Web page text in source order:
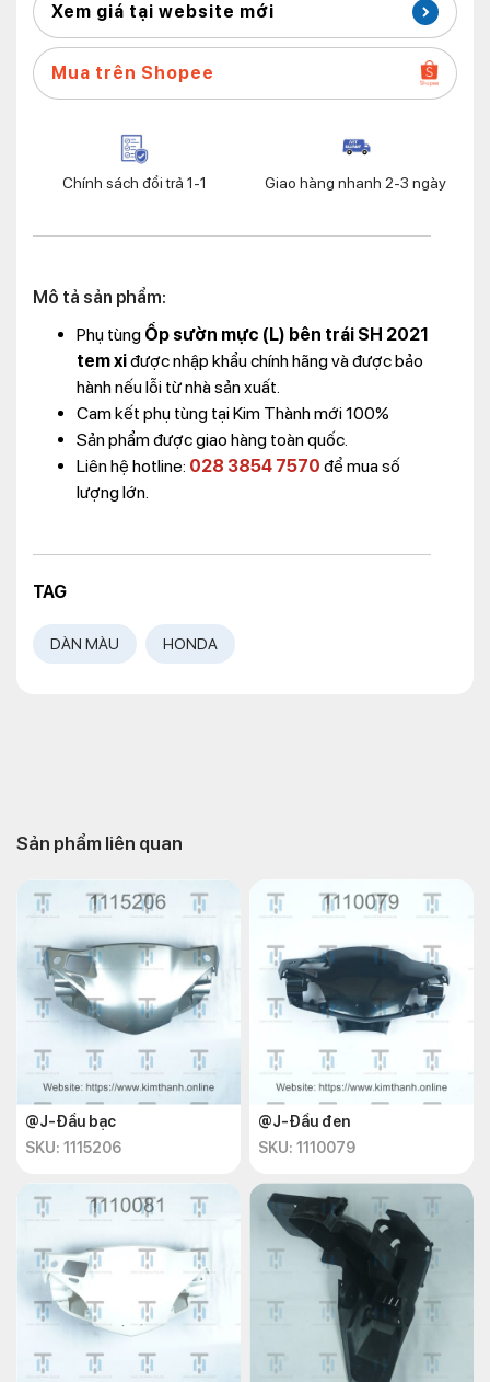
Xem giá tại website mới
Mua trên Shopee
Chính sách đổi trả 1-1 Giao hàng nhanh 2-3 ngày
Mô tả sản phẩm:
Phụ tùng Ốp sườn mực (L) bên trái SH 2021
tem xiđược nhập khẩu chính hãng và được bảo
hành nếu lỗi từ nhà sản xuất.
Cam kết phụ tùng tại Kim Thành mới 100%
Sản phẩm được giao hàng toàn quốc.
Liên hệ hotline: 028 3854 7570 để mua số
lượng lớn.
TAG
DÀN MÀU HONDA
Sản phẩm liên quan
@J-Đầu bạc
SKU: 1115206
@J-Đầu đen
SKU: 1110079